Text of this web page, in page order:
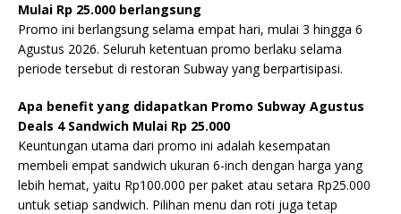
Mulai Rp 25.000 berlangsung
Promo ini berlangsung selama empat hari, mulai 3 hingga 6
Agustus 2026. Seluruh ketentuan promo berlaku selama
periode tersebut di restoran Subway yang berpartisipasi.
Apa benefit yang didapatkan Promo Subway Agustus
Deals 4 Sandwich Mulai Rp 25.000
Keuntungan utama dari promo ini adalah kesempatan
membeli empat sandwich ukuran 6-inch dengan harga yang
lebih hemat, yaitu Rp100.000 per paket atau setara Rp25.000
untuk setiap sandwich. Pilihan menu dan roti juga tetap